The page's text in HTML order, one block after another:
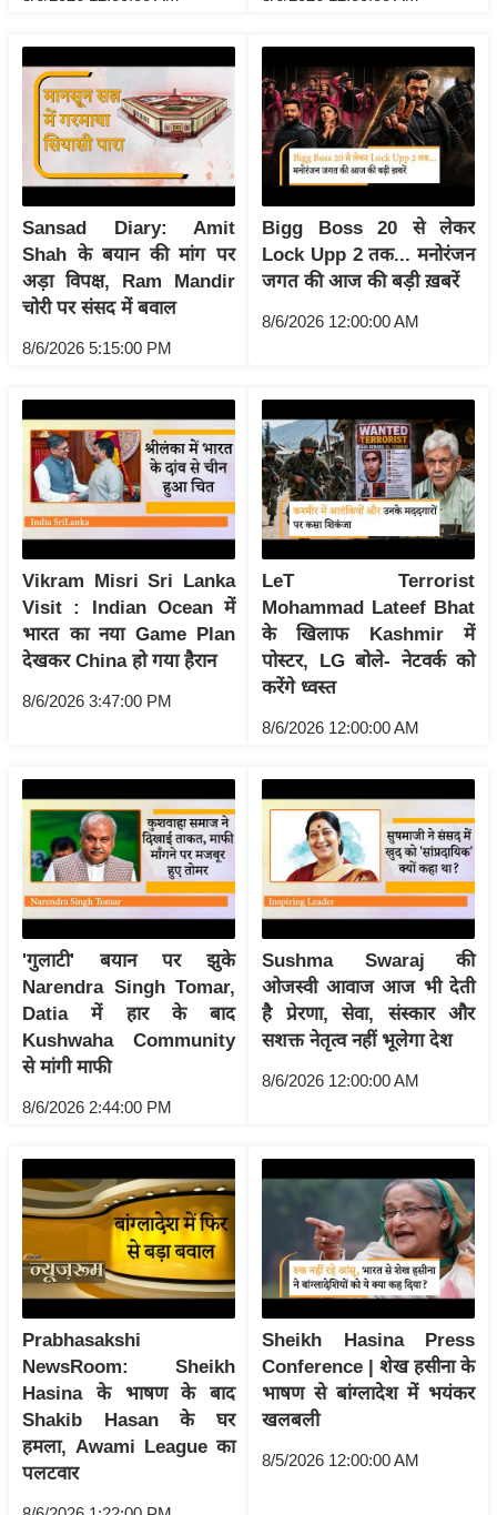
ति
वि
श्ले
स
म
सा
म
यि
क
मा
भू
मि
स्तं
भ
ए
म
.
आ
र
.
आ
चा
य
प
र
स
मी
क्षा
ध
र्म
ज्यो
ष
प्र
भु
म
मा
/
ध
र्म
स्थ
ल
व्र
त
त्यो
Sansad Diary: Amit
Shah के बयान की मांग पर
अड़ा विपक्ष, Ram Mandir
चोरी पर संसद में बवाल
8/6/2026 5:15:00 PM
Bigg Boss 20 से लेकर
Lock Upp 2 तक... मनोरंजन
जगत की आज की बड़ी ख़बरें
8/6/2026 12:00:00 AM
Vikram Misri Sri Lanka
Visit : Indian Ocean में
भारत का नया Game Plan
देखकर China हो गया हैरान
8/6/2026 3:47:00 PM
LeT Terrorist
Mohammad Lateef Bhat
के खिलाफ Kashmir में
पोस्टर, LG बोले- नेटवर्क को
करेंगे ध्वस्त
8/6/2026 12:00:00 AM
'गुलाटी' बयान पर झुके
Narendra Singh Tomar,
Datia में हार के बाद
Kushwaha Community
से मांगी माफी
8/6/2026 2:44:00 PM
Sushma Swaraj की
ओजस्वी आवाज आज भी देती
है प्रेरणा, सेवा, संस्कार और
सशक्त नेतृत्व नहीं भूलेगा देश
8/6/2026 12:00:00 AM
Prabhasakshi
NewsRoom: Sheikh
Hasina के भाषण के बाद
Shakib Hasan के घर
हमला, Awami League का
पलटवार
Sheikh Hasina Press
Conference | शेख हसीना के
भाषण से बांग्लादेश में भयंकर
खलबली
8/5/2026 12:00:00 AM